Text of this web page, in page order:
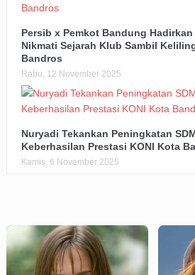
Persib x Pemkot Bandung Hadirkan
Nikmati Sejarah Klub Sambil
Bandros
Rabu, 12 November 2025
Nuryadi Tekankan Peningkatan
Keberhasilan Prestasi KONI Kota
Kamis, 6 November 2025